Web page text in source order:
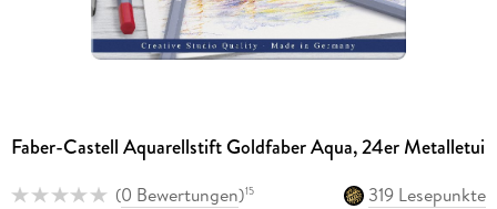
Faber-Castell Aquarellstift Goldfaber Aqua, 24er Metalletui
(0 Bewertungen)15
319 Lesepunkte